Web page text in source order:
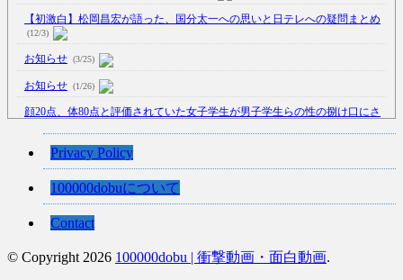
【初激白】松岡昌宏が語った、国分太一への思いと日テレへの疑問まとめ
(12/3)
お知らせ (3/25)
お知らせ (1/26)
顔20点、体80点と評価されていた女子学生が男子学生らの性の捌け口にさ
【中国】処理水の問題化狙うも不発？ASEAN関連会合で賛同広がらず
【韓国】54.1％「IAEA報告書を信用しない」
Privacy Policy
100000dobuについて
Contact
© Copyright 2026 100000dobu | 衝撃動画・面白動画.